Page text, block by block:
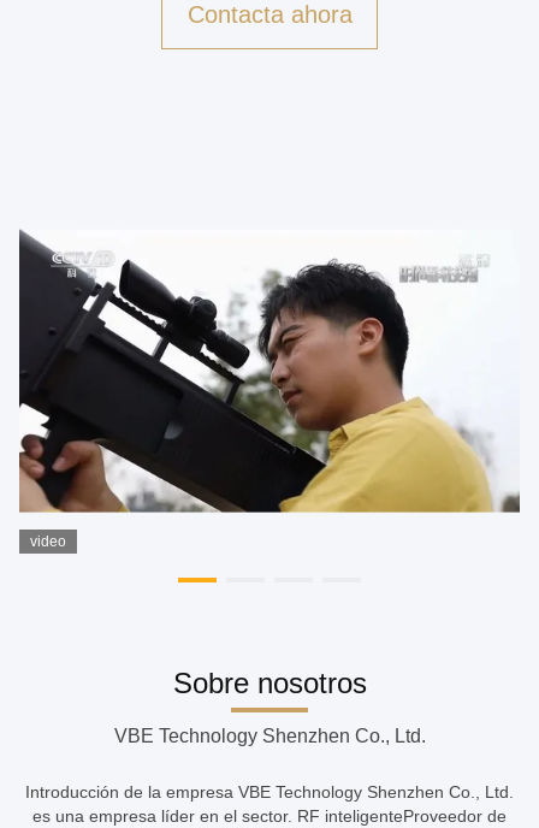
Contacta ahora
video
Sobre nosotros
VBE Technology Shenzhen Co., Ltd.
Introducción de la empresa VBE Technology Shenzhen Co., Ltd.
es una empresa líder en el sector. RF inteligenteProveedor de